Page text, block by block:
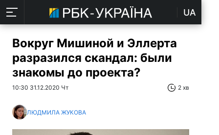
UA
Вокруг Мишиной и Эллерта
разразился скандал: были
знакомы до проекта?
10:30 31.12.2020 Чт 2 хв
ЛЮДМИЛА ЖУКОВА